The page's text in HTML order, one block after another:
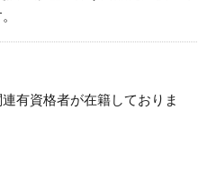
有資格者が在籍しておりま